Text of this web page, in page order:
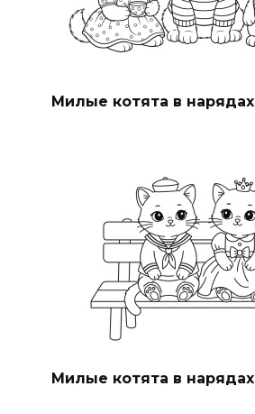
Милые котята в нарядах
Милые котята в нарядах